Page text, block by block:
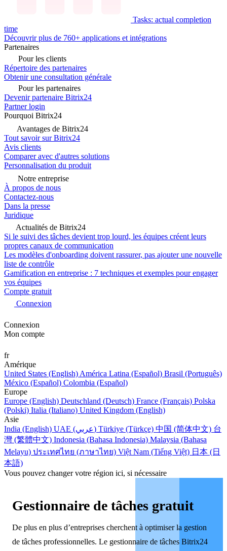
Tasks: actual completion
time
Découvrir plus de 760+ applications et intégrations
Partenaires
Pour les clients
Répertoire des partenaires
Obtenir une consultation générale
Pour les partenaires
Devenir partenaire Bitrix24
Partner login
Pourquoi Bitrix24
Avantages de Bitrix24
Tout savoir sur Bitrix24
Avis clients
Comparer avec d'autres solutions
Personnalisation du produit
Notre entreprise
À propos de nous
Contactez-nous
Dans la presse
Juridique
Actualités de Bitrix24
Si le suivi des tâches devient trop lourd, les équipes créent leurs
propres canaux de communication
Les modèles d'onboarding doivent rassurer, pas ajouter une nouvelle
liste de contrôle
Gamification en entreprise : 7 techniques et exemples pour engager
vos équipes
Compte gratuit
Connexion
Connexion
Mon compte
fr
Amérique
United States (English) América Latina (Español) Brasil (Português)
México (Español) Colombia (Español)
Europe
Europe (English) Deutschland (Deutsch) France (Français) Polska
(Polski) Italia (Italiano) United Kingdom (English)
Asie
India (English)
UAE (عربي) Türkiye (Türkçe) 中国 (简体中文) 台
灣 (繁體中文) Indonesia (Bahasa Indonesia) Malaysia (Bahasa
Melayu) ประเทศไทย (ภาษาไทย) Việt Nam (Tiếng Việt) 日本 (日
本語)
Vous pouvez changer votre région ici, si nécessaire
Gestionnaire de tâches gratuit
De plus en plus d’entreprises cherchent à optimiser la gestion
de tâches professionnelles. Le gestionnaire de tâches Bitrix24